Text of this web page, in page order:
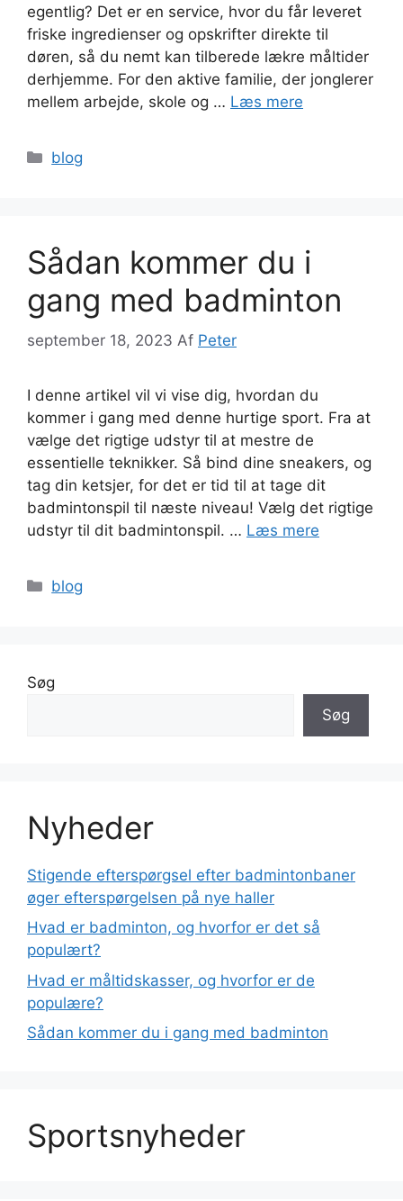
egentlig? Det er en service, hvor du får leveret
friske ingredienser og opskrifter direkte til
døren, så du nemt kan tilberede lækre måltider
derhjemme. For den aktive familie, der jonglerer
mellem arbejde, skole og … Læs mere
Kategorier
blog
Sådan kommer du i
gang med badminton
september 18, 2023 Af Peter
I denne artikel vil vi vise dig, hvordan du
kommer i gang med denne hurtige sport. Fra at
vælge det rigtige udstyr til at mestre de
essentielle teknikker. Så bind dine sneakers, og
tag din ketsjer, for det er tid til at tage dit
badmintonspil til næste niveau! Vælg det rigtige
udstyr til dit badmintonspil. … Læs mere
Kategorier
blog
Søg
Søg
Nyheder
Stigende efterspørgsel efter badmintonbaner
øger efterspørgelsen på nye haller
Hvad er badminton, og hvorfor er det så
populært?
Hvad er måltidskasser, og hvorfor er de
populære?
Sådan kommer du i gang med badminton
Sportsnyheder